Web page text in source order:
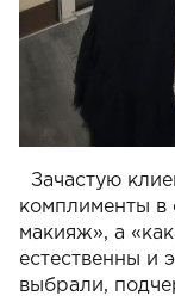
Зачастую
комплименты в
макияж», а
естественны и
выбрали,